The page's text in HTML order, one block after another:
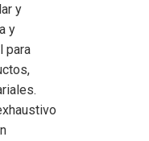
y
y
para